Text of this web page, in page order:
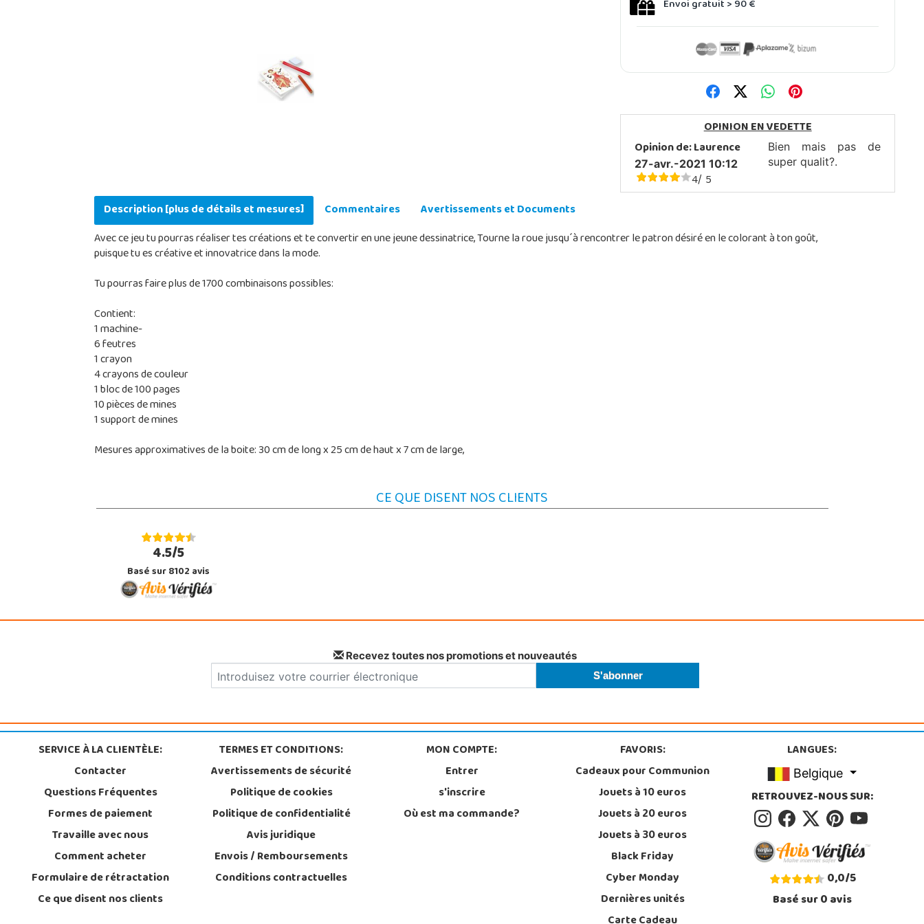
Envoi gratuit > 90 €
OPINION EN VEDETTE
Opinion de:Laurence
27-avr.-2021 10:12
4/ 5
Bien mais pas de
super qualit?.
Description [plus de détails et mesures] Commentaires
Avertissements et Documents
Avec ce jeu tu pourras réaliser tes créations et te convertir en une jeune dessinatrice, Tourne la roue jusqu´à rencontrer le patron désiré en le colorant à ton goût,
puisque tu es créative et innovatrice dans la mode.
Tu pourras faire plus de 1700 combinaisons possibles:
Contient:
1 machine-
6 feutres
1 crayon
4 crayons de couleur
1 bloc de 100 pages
10 pièces de mines
1 support de mines
Mesures approximatives de la boite: 30 cm de long x 25 cm de haut x 7 cm de large,
CE QUE DISENT NOS CLIENTS
4.5/5
Basé sur 8102 avis
Recevez toutes nos promotions et nouveautés
SERVICE À LA CLIENTÈLE:
Contacter
Questions Fréquentes
Formes de paiement
Travaille avec nous
Comment acheter
Formulaire de rétractation
Ce que disent nos clients
TERMES ET CONDITIONS:
Avertissements de sécurité
Politique de cookies
Politique de confidentialité
Avis juridique
Envois / Remboursements
Conditions contractuelles
MON COMPTE:
Entrer
s'inscrire
Où est ma commande?
FAVORIS:
Cadeaux pour Communion
Jouets à 10 euros
Jouets à 20 euros
Jouets à 30 euros
Black Friday
Cyber Monday
Dernières unités
LANGUES:
Belgique
RETROUVEZ-NOUS SUR:
0,0/5
Basé sur0avis